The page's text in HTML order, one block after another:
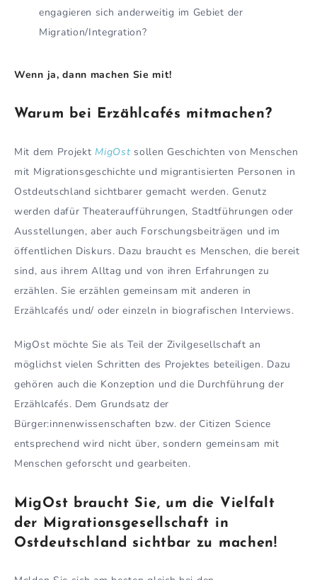
engagieren sich anderweitig im Gebiet der
Migration/Integration?
Wenn ja, dann machen Sie mit!
Warum bei Erzählcafés mitmachen?
Mit dem ProjektMigOst sollen Geschichten von Menschen
mit Migrationsgeschichte und migrantisierten Personen in
Ostdeutschland sichtbarer gemacht werden. Genutz
werden dafür Theateraufführungen, Stadtführungen oder
Ausstellungen, aber auch Forschungsbeiträgen und im
öffentlichen Diskurs. Dazu braucht es Menschen, die bereit
sind, aus ihrem Alltag und von ihren Erfahrungen zu
erzählen. Sie erzählen gemeinsam mit anderen in
Erzählcafés und/ oder einzeln in biografischen Interviews.
MigOst möchte Sie als Teil der Zivilgesellschaft an
möglichst vielen Schritten des Projektes beteiligen. Dazu
gehören auch die Konzeption und die Durchführung der
Erzählcafés. Dem Grundsatz der
Bürger:innenwissenschaften bzw. der Citizen Science
entsprechend wird nicht über, sondern gemeinsam mit
Menschen geforscht und gearbeiten.
MigOst braucht Sie, um die Vielfalt
der Migrationsgesellschaft in
Ostdeutschland sichtbar zu machen!